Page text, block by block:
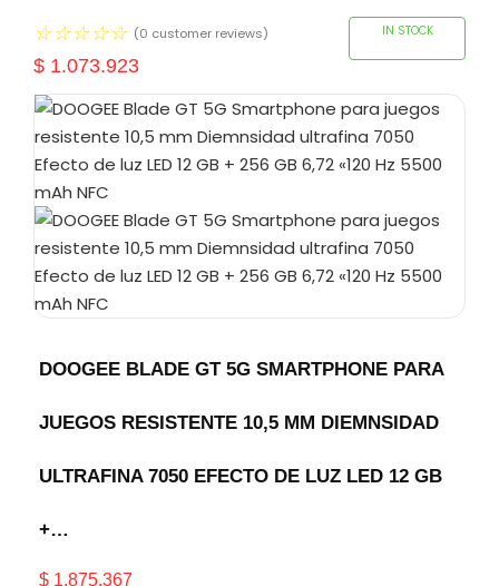
☆☆☆☆☆ (0 customer reviews) IN STOCK
$ 1.073.923
DOOGEE BLADE GT 5G SMARTPHONE PARA
JUEGOS RESISTENTE 10,5 MM DIEMNSIDAD
ULTRAFINA 7050 EFECTO DE LUZ LED 12 GB
+…
$ 1.875.367